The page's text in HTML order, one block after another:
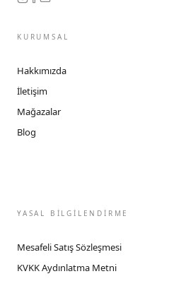
KURUMSAL
Hakkımızda
İletişim
Mağazalar
Blog
YASAL BİLGİLENDİRME
Mesafeli Satış Sözleşmesi
KVKK Aydınlatma Metni